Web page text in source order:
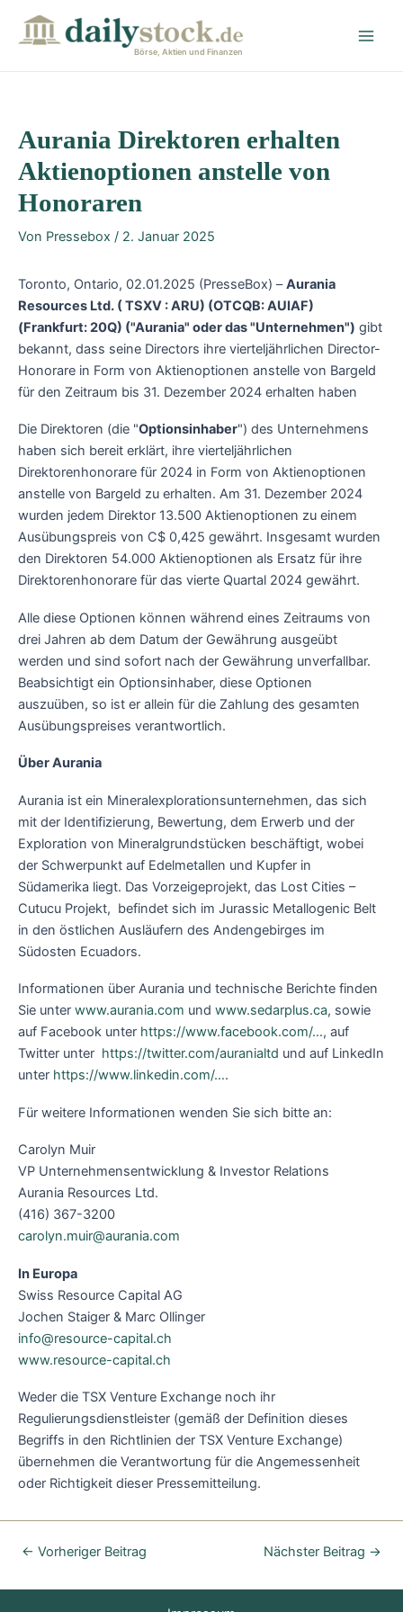
Börse, Aktien und Finanzen
Aurania Direktoren erhalten
Aktienoptionen anstelle von
Honoraren
Von Pressebox / 2. Januar 2025
Toronto, Ontario, 02.01.2025 (PresseBox) –Aurania
Resources Ltd. ( TSXV : ARU) (OTCQB: AUIAF)
(Frankfurt: 20Q) ("Aurania" oder das "Unternehmen") gibt
bekannt, dass seine Directors ihre vierteljährlichen Director-
Honorare in Form von Aktienoptionen anstelle von Bargeld
für den Zeitraum bis 31. Dezember 2024 erhalten haben
Die Direktoren (die "Optionsinhaber") des Unternehmens
haben sich bereit erklärt, ihre vierteljährlichen
Direktorenhonorare für 2024 in Form von Aktienoptionen
anstelle von Bargeld zu erhalten. Am 31. Dezember 2024
wurden jedem Direktor 13.500 Aktienoptionen zu einem
Ausübungspreis von C$ 0,425 gewährt. Insgesamt wurden
den Direktoren 54.000 Aktienoptionen als Ersatz für ihre
Direktorenhonorare für das vierte Quartal 2024 gewährt.
Alle diese Optionen können während eines Zeitraums von
drei Jahren ab dem Datum der Gewährung ausgeübt
werden und sind sofort nach der Gewährung unverfallbar.
Beabsichtigt ein Optionsinhaber, diese Optionen
auszuüben, so ist er allein für die Zahlung des gesamten
Ausübungspreises verantwortlich.
Über Aurania
Aurania ist ein Mineralexplorationsunternehmen, das sich
mit der Identifizierung, Bewertung, dem Erwerb und der
Exploration von Mineralgrundstücken beschäftigt, wobei
der Schwerpunkt auf Edelmetallen und Kupfer in
Südamerika liegt. Das Vorzeigeprojekt, das Lost Cities –
Cutucu Projekt, befindet sich im Jurassic Metallogenic Belt
in den östlichen Ausläufern des Andengebirges im
Südosten Ecuadors.
Informationen über Aurania und technische Berichte finden
Sie unter www.aurania.com und www.sedarplus.ca, sowie
auf Facebook unter https://www.facebook.com/…, auf
Twitter unter https://twitter.com/auranialtd und auf LinkedIn
unter https://www.linkedin.com/….
Für weitere Informationen wenden Sie sich bitte an:
Carolyn Muir
VP Unternehmensentwicklung & Investor Relations
Aurania Resources Ltd.
(416) 367-3200
carolyn.muir@aurania.com
In Europa
Swiss Resource Capital AG
Jochen Staiger & Marc Ollinger
info@resource-capital.ch
www.resource-capital.ch
Weder die TSX Venture Exchange noch ihr
Regulierungsdienstleister (gemäß der Definition dieses
Begriffs in den Richtlinien der TSX Venture Exchange)
übernehmen die Verantwortung für die Angemessenheit
oder Richtigkeit dieser Pressemitteilung.
← Vorheriger Beitrag Nächster Beitrag →